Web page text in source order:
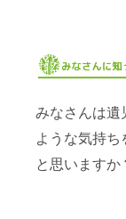
みなさんは遺
ような気持ち
と思いますか